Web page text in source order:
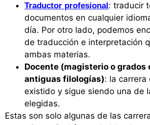
Traductor profesional: traducir
documentos en cualquier
día. Por otro lado, podemos
de traducción e interpretación
ambas materias.
Docente (magisterio o grados
antiguas filologías): la carrera
existido y sigue siendo una de
elegidas.
Estas son solo algunas de las